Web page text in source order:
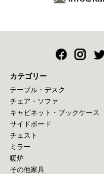
カテゴリー
テーブル・デスク
チェア・ソファ
キャビネット・ブックケース
サイドボード
チェスト
ミラー
暖炉
その他家具